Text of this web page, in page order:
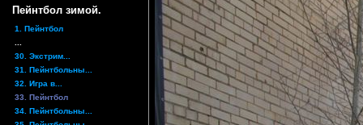
Пейнтбол зимой.
1. Пейнтбол
30. Экстрим...
31. Пейнтбольны...
32. Игра в...
33. Пейнтбол
34. Пейнтбольны...